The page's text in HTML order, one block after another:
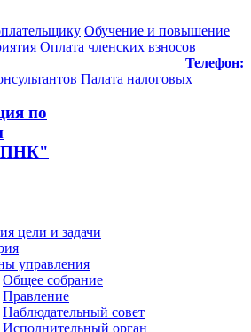
Обучение и повышение
Оплата членских взносов
Телефон:
Палата налоговых
по
цели и задачи
управления
Общее собрание
Правление
Наблюдательный совет
Исполнительный орган